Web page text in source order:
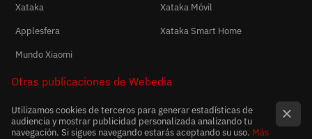
Xataka
Xataka Móvil
Applesfera
Xataka Smart Home
Mundo Xiaomi
Otras publicaciones de Webedia
Utilizamos cookies de terceros para generar estadísticas de
audiencia y mostrar publicidad personalizada analizando tu
navegación. Si sigues navegando estarás aceptando su uso. Más